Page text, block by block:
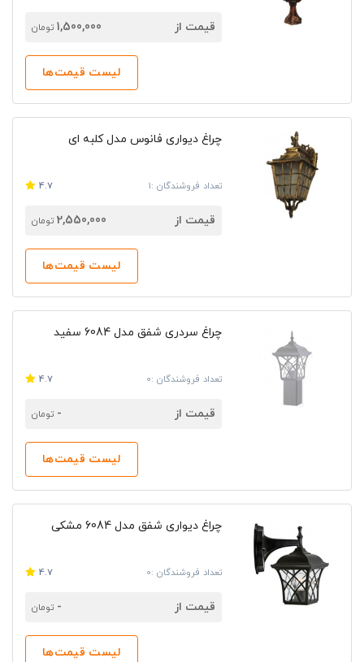
قیمت از 1,500,000 تومان
لیست قیمت‌ها
چراغ دیواری فانوس مدل کلبه ای
تعداد فروشندگان :1 4.7
قیمت از 2,550,000 تومان
لیست قیمت‌ها
چراغ سردری شفق مدل 6084 سفید
تعداد فروشندگان :0 4.7
قیمت از - تومان
لیست قیمت‌ها
چراغ دیواری شفق مدل 6084 مشکی
تعداد فروشندگان :0 4.7
قیمت از - تومان
لیست قیمت‌ها